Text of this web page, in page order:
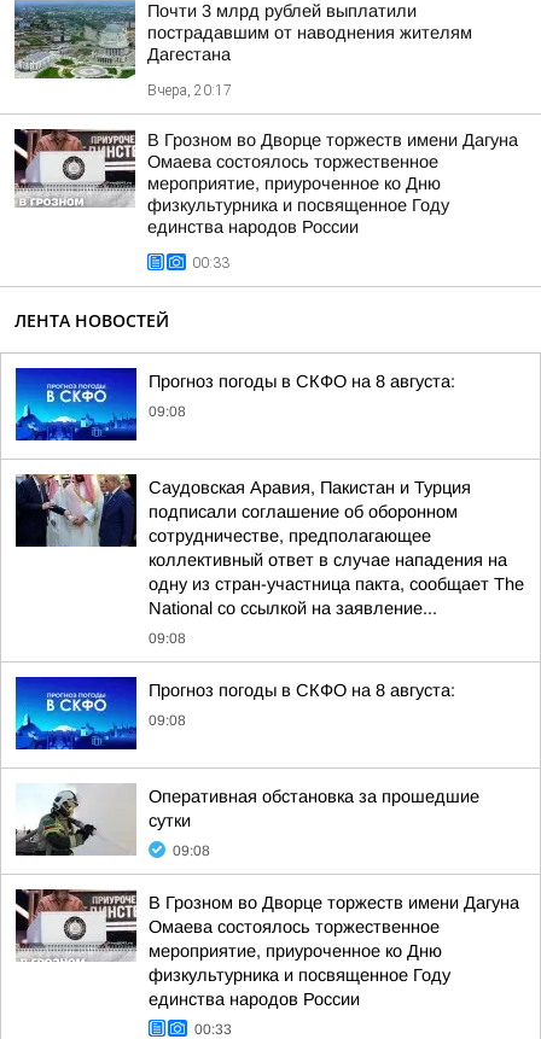
Почти 3 млрд рублей выплатили
пострадавшим от наводнения жителям
Дагестана
Вчера, 20:17
В Грозном во Дворце торжеств имени Дагуна
Омаева состоялось торжественное
мероприятие, приуроченное ко Дню
физкультурника и посвященное Году
единства народов России
00:33
ЛЕНТА НОВОСТЕЙ
Прогноз погоды в СКФО на 8 августа:
09:08
Саудовская Аравия, Пакистан и Турция
подписали соглашение об оборонном
сотрудничестве, предполагающее
коллективный ответ в случае нападения на
одну из стран-участница пакта, сообщает The
National со ссылкой на заявление...
09:08
Прогноз погоды в СКФО на 8 августа:
09:08
Оперативная обстановка за прошедшие
сутки
09:08
В Грозном во Дворце торжеств имени Дагуна
Омаева состоялось торжественное
мероприятие, приуроченное ко Дню
физкультурника и посвященное Году
единства народов России
00:33